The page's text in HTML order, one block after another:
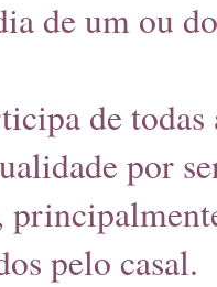
de um ou
de todas
por
pelo casal.